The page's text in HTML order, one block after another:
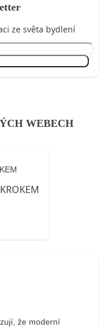
ze světa bydlení
WEBECH
že moderní